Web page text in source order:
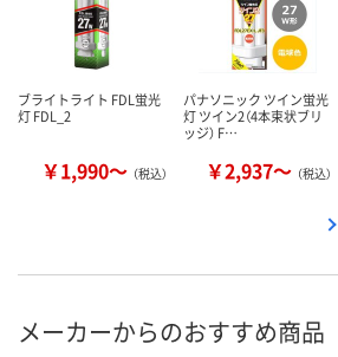
ブライトライト FDL蛍光
灯 FDL_2
￥1,990～ （税込）
パナソニック ツイン蛍光
灯 ツイン2（4本束状ブリ
ッジ） F…
￥2,937～ （税込）
メーカーからのおすすめ商品